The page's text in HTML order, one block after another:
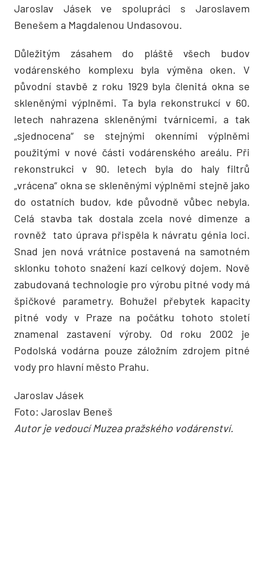
Jaroslav Jásek ve spolupráci s Jaroslavem
Benešem a Magdalenou Undasovou.
Důležitým zásahem do pláště všech budov
vodárenského komplexu byla výměna oken. V
původní stavbě z roku 1929 byla členitá okna se
skleněnými výplněmi. Ta byla rekonstrukcí v 60.
letech nahrazena skleněnými tvárnicemi, a tak
„sjednocena“ se stejnými okenními výplněmi
použitými v nové části vodárenského areálu. Při
rekonstrukci v 90. letech byla do haly filtrů
„vrácena“ okna se skleněnými výplněmi stejně jako
do ostatních budov, kde původně vůbec nebyla.
Celá stavba tak dostala zcela nové dimenze a
rovněž tato úprava přispěla k návratu génia loci.
Snad jen nová vrátnice postavená na samotném
sklonku tohoto snažení kazí celkový dojem. Nově
zabudovaná technologie pro výrobu pitné vody má
špičkové parametry. Bohužel přebytek kapacity
pitné vody v Praze na počátku tohoto století
znamenal zastavení výroby. Od roku 2002 je
Podolská vodárna pouze záložním zdrojem pitné
vody pro hlavní město Prahu.
Jaroslav Jásek
Foto: Jaroslav Beneš
Autor je vedoucí Muzea pražského vodárenství.